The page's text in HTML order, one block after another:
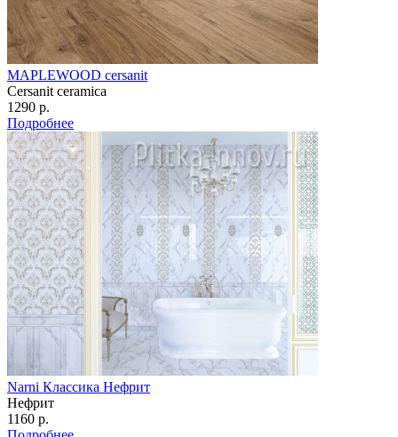
MAPLEWOOD cersanit
Cersanit ceramica
1290 р.
Подробнее
Narni Классика Нефрит
Нефрит
1160 р.